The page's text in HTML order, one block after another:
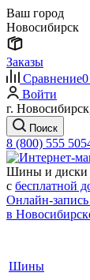
Ваш город
Новосибирск
Заказы
Сравнение0
Войти
г.
Поиск
8 (800) 555
Шины и диски
с бесплатной
Онлайн-
в
Шины